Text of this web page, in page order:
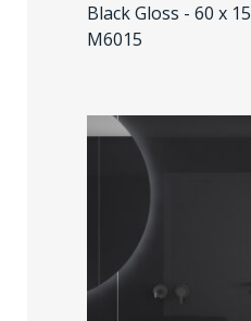
Black Gloss - 60 x
M6015